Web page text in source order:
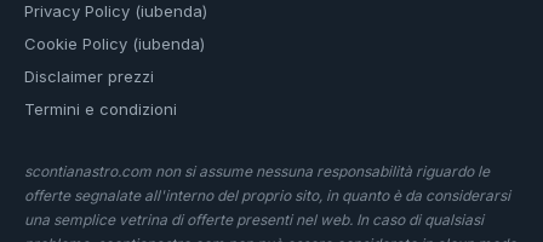
Privacy Policy (iubenda)
Cookie Policy (iubenda)
Disclaimer prezzi
Termini e condizioni
scontianastro.com non si assume nessuna responsabilità riguardo le
offerte segnalate all'interno del proprio sito, in quanto è da considerarsi
una semplice vetrina di offerte presenti nel web. In caso di qualsiasi